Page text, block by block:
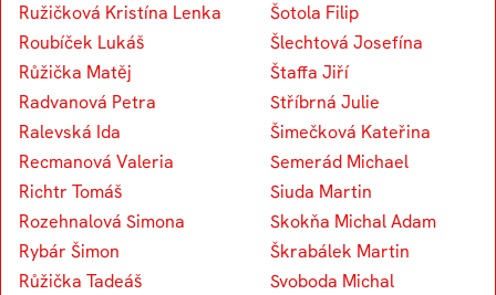
Ružičková Kristína Lenka
Roubíček Lukáš
Růžička Matěj
Radvanová Petra
Ralevská Ida
Recmanová Valeria
Richtr Tomáš
Rozehnalová Simona
Rybár Šimon
Růžička Tadeáš
Šotola Filip
Šlechtová Josefína
Štaffa Jiří
Stříbrná Julie
Šimečková Kateřina
Semerád Michael
Siuda Martin
Skokňa Michal Adam
Škrabálek Martin
Svoboda Michal